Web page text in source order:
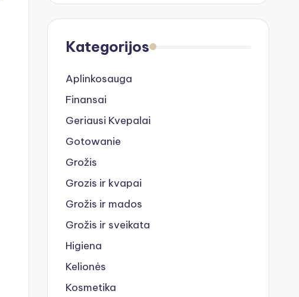
Kategorijos
Aplinkosauga
Finansai
Geriausi Kvepalai
Gotowanie
Grožis
Grozis ir kvapai
Grožis ir mados
Grožis ir sveikata
Higiena
Kelionės
Kosmetika